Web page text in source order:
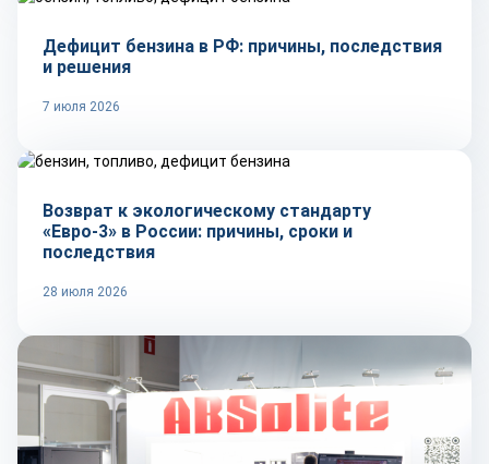
Дефицит бензина в РФ: причины, последствия
и решения
7 июля 2026
Возврат к экологическому стандарту
«Евро-3» в России: причины, сроки и
последствия
28 июля 2026